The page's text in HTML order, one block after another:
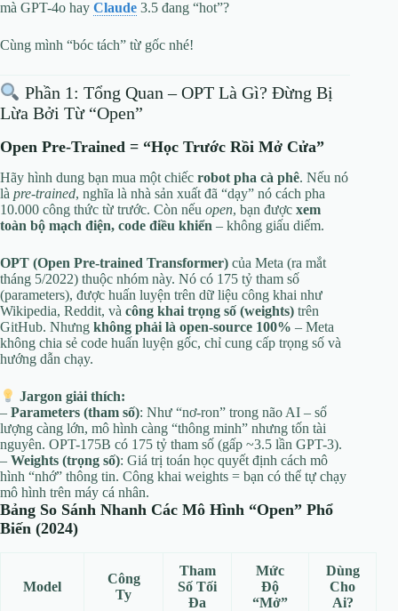
mà GPT-4o hay Claude 3.5 đang “hot”?
Cùng mình “bóc tách” từ gốc nhé!
Phần 1: Tổng Quan – OPT Là Gì? Đừng Bị
Lừa Bởi Từ “Open”
Open Pre-Trained = “Học Trước Rồi Mở Cửa”
Hãy hình dung bạn mua một chiếc robot pha cà phê. Nếu nó
là pre-trained, nghĩa là nhà sản xuất đã “dạy” nó cách pha
10.000 công thức từ trước. Còn nếu open, bạn được xem
toàn bộ mạch điện, code điều khiển – không giấu diếm.
OPT (Open Pre-trained Transformer) của Meta (ra mắt
tháng 5/2022) thuộc nhóm này. Nó có 175 tỷ tham số
(parameters), được huấn luyện trên dữ liệu công khai như
Wikipedia, Reddit, và công khai trọng số (weights) trên
GitHub. Nhưng không phải là open-source 100% – Meta
không chia sẻ code huấn luyện gốc, chỉ cung cấp trọng số và
hướng dẫn chạy.
Jargon giải thích:
– Parameters (tham số): Như “nơ-ron” trong não AI – số
lượng càng lớn, mô hình càng “thông minh” nhưng tốn tài
nguyên. OPT-175B có 175 tỷ tham số (gấp ~3.5 lần GPT-3).
– Weights (trọng số): Giá trị toán học quyết định cách mô
hình “nhớ” thông tin. Công khai weights = bạn có thể tự chạy
mô hình trên máy cá nhân.
Bảng So Sánh Nhanh Các Mô Hình “Open” Phổ
Biến (2024)
Model
Công
Ty
Tham
Số Tối
Đa
Mức
Độ
“Mở”
Dùng
Cho
Ai?